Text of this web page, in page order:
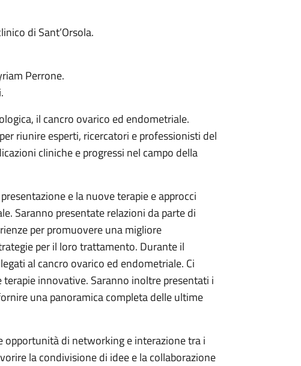
di Sant’Orsola.
Perrone.
il cancro ovarico ed endometriale.
riunire esperti, ricercatori e professionisti del
cliniche e progressi nel campo della
e la nuove terapie e approcci
Saranno presentate relazioni da parte di
per promuovere una migliore
per il loro trattamento. Durante il
al cancro ovarico ed endometriale. Ci
innovative. Saranno inoltre presentati i
una panoramica completa delle ultime
opportunità di networking e interazione tra i
la condivisione di idee e la collaborazione